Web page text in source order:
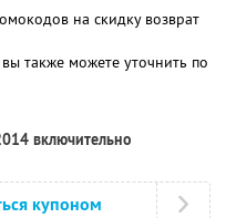
на скидку возврат
также можете уточнить по
включительно
купоном